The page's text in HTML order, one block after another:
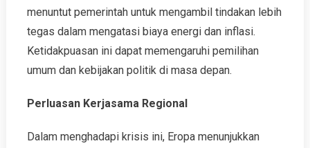
menuntut pemerintah untuk mengambil tindakan lebih
tegas dalam mengatasi biaya energi dan inflasi.
Ketidakpuasan ini dapat memengaruhi pemilihan
umum dan kebijakan politik di masa depan.
Perluasan Kerjasama Regional
Dalam menghadapi krisis ini, Eropa menunjukkan